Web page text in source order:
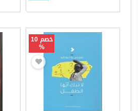
خصم 10
%